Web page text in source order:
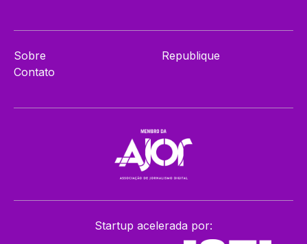
Sobre
Contato
Republique
Startup acelerada por: